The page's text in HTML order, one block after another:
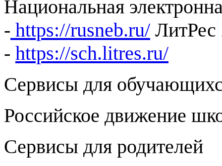
Национальная
- https://rusneb.ru/ ЛитРес
- https://sch.litres.ru/
Сервисы для
Российское движение
Сервисы для родителей